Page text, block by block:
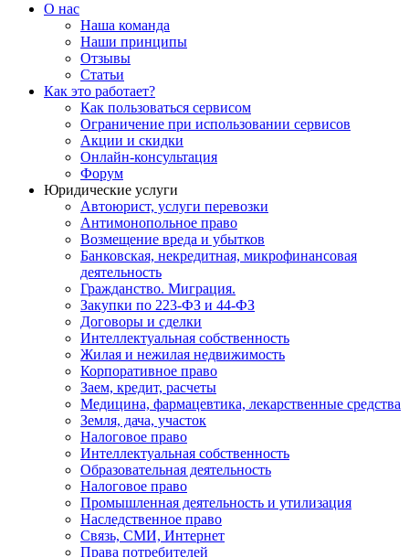
О нас
Наша команда
Наши принципы
Отзывы
Статьи
Как это работает?
Как пользоваться сервисом
Ограничение при использовании сервисов
Акции и скидки
Онлайн-консультация
Форум
Юридические услуги
Автоюрист, услуги перевозки
Антимонопольное право
Возмещение вреда и убытков
Банковская, некредитная, микрофинансовая
деятельность
Гражданство. Миграция.
Закупки по 223-ФЗ и 44-ФЗ
Договоры и сделки
Интеллектуальная собственность
Жилая и нежилая недвижимость
Корпоративное право
Заем, кредит, расчеты
Медицина, фармацевтика, лекарственные средства
Земля, дача, участок
Налоговое право
Интеллектуальная собственность
Образовательная деятельность
Налоговое право
Промышленная деятельность и утилизация
Наследственное право
Связь, СМИ, Интернет
Права потребителей